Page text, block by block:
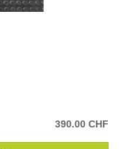
390.00 CHF